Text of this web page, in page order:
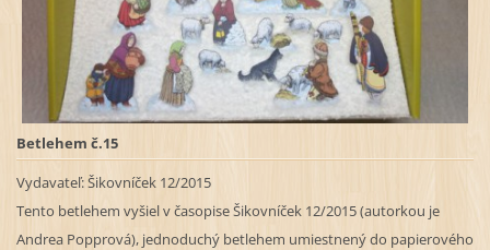
Betlehem č.15
Vydavateľ:Šikovníček 12/2015
Tento betlehem vyšiel v časopise Šikovníček 12/2015 (autorkou je
Andrea Popprová), jednoduchý betlehem umiestnený do papierového